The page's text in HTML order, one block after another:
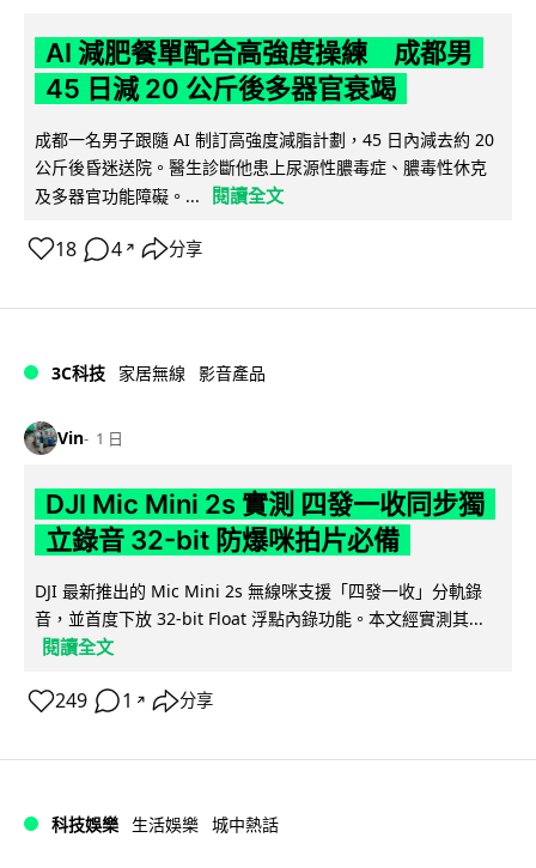
AI 減肥餐單配合高強度操練 成都男
45 日減 20 公斤後多器官衰竭
成都一名男子跟隨 AI 制訂高強度減脂計劃，45 日內減去約 20
公斤後昏迷送院。醫生診斷他患上尿源性膿毒症、膿毒性休克
及多器官功能障礙。...
閱讀全文
18 4 ↗ 分享
3C科技 家居無線 影音產品
Vin 1 日
DJI Mic Mini 2s 實測 四發一收同步獨
立錄音 32-bit 防爆咪拍片必備
DJI 最新推出的 Mic Mini 2s 無線咪支援「四發一收」分軌錄
音，並首度下放 32-bit Float 浮點內錄功能。本文經實測其...
閱讀全文
249 1 ↗ 分享
科技娛樂 生活娛樂 城中熱話